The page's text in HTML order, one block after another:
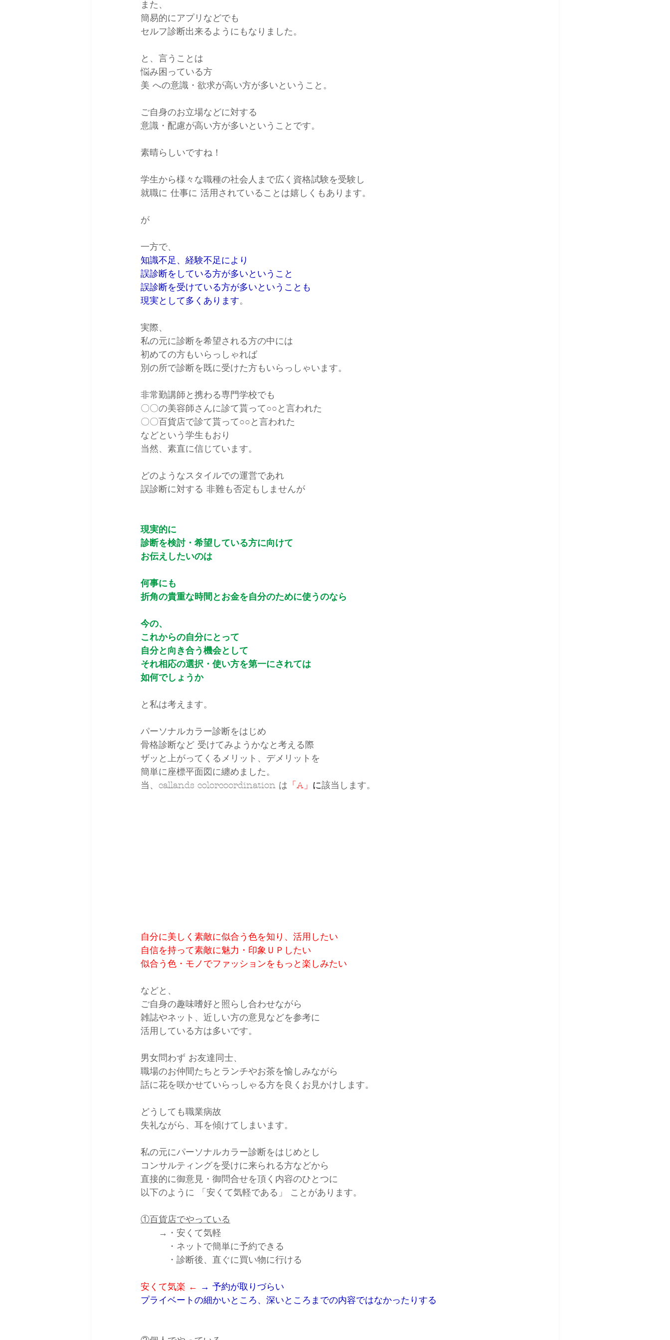
また、
簡易的にアプリなどでも
セルフ診断出来るようにもなりました。
と、言うことは
悩み困っている方
美 への意識・欲求が高い方が多いということ。
ご自身のお立場などに対する
意識・配慮が高い方が多いということです。
素晴らしいですね！
学生から様々な職種の社会人まで広く資格試験を受験し
就職に 仕事に 活用されていることは嬉しくもあります。
が
一方で、
知識不足、経験不足により
誤診断をしている方が多いということ
誤診断を受けている方が多いということも
現実として多くあります。
実際、
私の元に診断を希望される方の中には
初めての方もいらっしゃれば
別の所で診断を既に受けた方もいらっしゃいます。
非常勤講師と携わる専門学校でも
〇〇の美容師さんに診て貰って○○と言われた
〇〇百貨店で診て貰って○○と言われた
などという学生もおり
当然、素直に信じています。
どのようなスタイルでの運営であれ
誤診断に対する 非難も否定もしませんが
現実的に
診断を検討・希望している方に向けて
お伝えしたいのは
何事にも
折角の貴重な時間とお金を自分のために使うのなら
今の、
これからの自分にとって
自分と向き合う機会として
それ相応の選択・使い方を第一にされては
如何でしょうか
と私は考えます。
パーソナルカラー診断をはじめ
骨格診断など 受けてみようかなと考える際
ザッと上がってくるメリット、デメリットを
簡単に座標平面図に纏めました。
当、callands colorcoordination は 「A」 に該当します。
自分に美しく素敵に似合う色を知り、活用したい
自信を持って素敵に魅力・印象ＵＰしたい
似合う色・モノでファッションをもっと楽しみたい
などと、
ご自身の趣味嗜好と照らし合わせながら
雑誌やネット、近しい方の意見などを参考に
活用している方は多いです。
男女問わず お友達同士、
職場のお仲間たちとランチやお茶を愉しみながら
話に花を咲かせていらっしゃる方を良くお見かけします。
どうしても職業病故
失礼ながら、耳を傾けてしまいます。
私の元にパーソナルカラー診断をはじめとし
コンサルティングを受けに来られる方などから
直接的に御意見・御問合せを頂く内容のひとつに
以下のように 「安くて気軽である」 ことがあります。
①百貨店でやっている
→・安くて気軽
・ネットで簡単に予約できる
・診断後、直ぐに買い物に行ける
安くて気楽 ← → 予約が取りづらい
プライベートの細かいところ、深いところまでの内容ではなかったりする